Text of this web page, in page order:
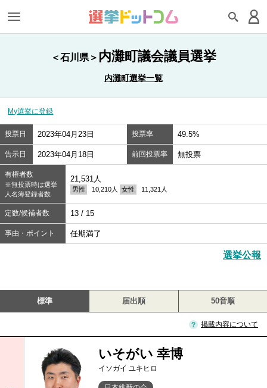
＜石川県＞ 内灘町議会議員選挙
内灘町選挙一覧
My選挙に登録
投票日 2023年04月23日 投票率 49.5%
告示日 2023年04月18日 前回投票率 無投票
有権者数
※無投票時は選挙
人名簿登録者数
21,531人
男性 10,210人 女性 11,321人
定数/候補者数 13 / 15
事由・ポイント 任期満了
選挙公報
標準 届出順 50音順
掲載内容について
いそがい 幸博
イソガイ ユキヒロ